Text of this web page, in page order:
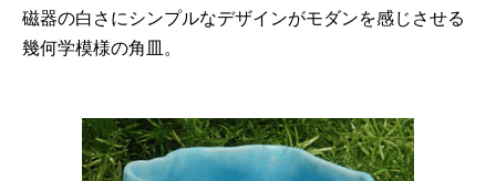
磁器の白さにシンプルなデザインがモダンを感じさせる
幾何学模様の角皿。